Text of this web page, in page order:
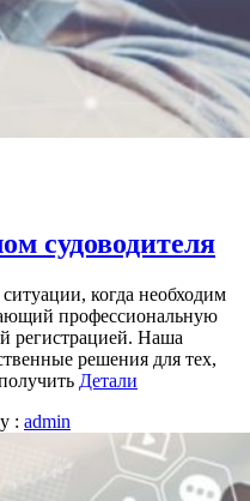
судоводителя
когда необходим
профессиональную
регистрацией. Наша
решения для тех,
Детали
: admin